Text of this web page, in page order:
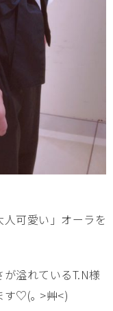
可愛い」オーラを
溢れているT.N様
す♡(｡ >艸<)